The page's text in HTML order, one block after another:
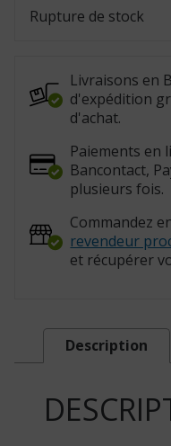
Rupture de stock
Livraisons en
d'expédition
d'achat.
Paiements en
Bancontact,
plusieurs fois.
Commandez
revendeur
et récupérer
Description